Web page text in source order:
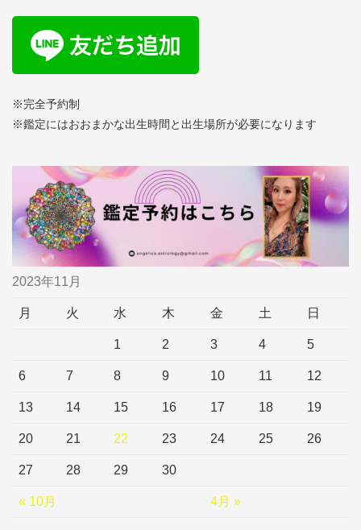
※完全予約制
※鑑定にはおおまかな出生時間と出生場所が必要になります
2023年11月
月 火 水 木 金 土 日
« 10月 4月 »
1 2 3 4 5
6 7 8 9 10 11 12
13 14 15 16 17 18 19
20 21 22 23 24 25 26
27 28 29 30